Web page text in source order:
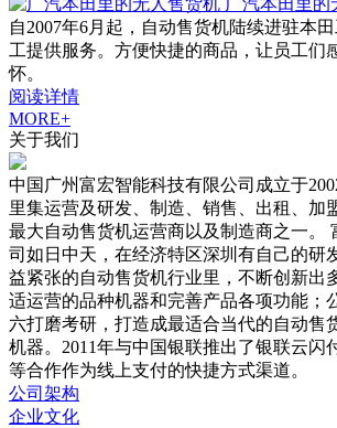
广汽本田里的
自2007年6月起，自动售货机陆续进驻本
工提供服务。方便快捷的商品，让员工们
怀。
阅读详情
MORE+
关于我们
中国广州富宏智能科技有限公司成立于
里集运营及研发、制造、销售、出租、加
最大自动售货机运营商以及制造商之一。
司如日中天，在经济特区深圳有自己的研
益紧张的自动售货机行业里，不断创新出
适运营的品种机器和完善产品各项功能；
六打磨考研，打造成最适合当代的自动售
机器。2011年与中国银联推出了银联云闪
等合作作为线上支付的快捷方式渠道。
公司架构
企业文化